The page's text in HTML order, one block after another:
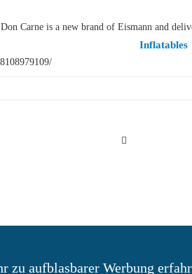
Inflatables
Carne is a new brand of Eismann and
zu aufblasbarer Werbung